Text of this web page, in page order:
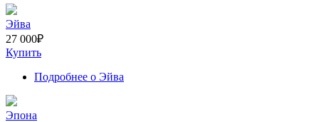
Эйва
27 000₽
Купить
Подробнее о Эйва
Эпона